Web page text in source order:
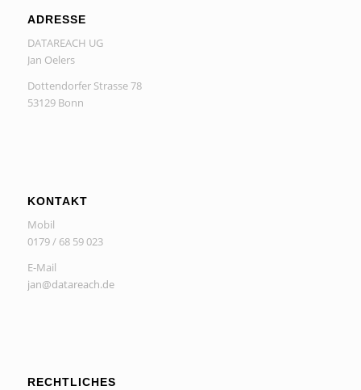
ADRESSE
DATAREACH UG
Jan Oelers
Dottendorfer Strasse 78
53129 Bonn
KONTAKT
Mobil
0179 / 68 59 023
E-Mail
jan@datareach.de
RECHTLICHES